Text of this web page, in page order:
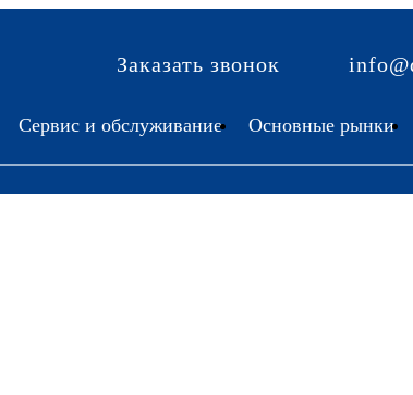
Заказать звонок
Сервис и обслуживание Основные рынки